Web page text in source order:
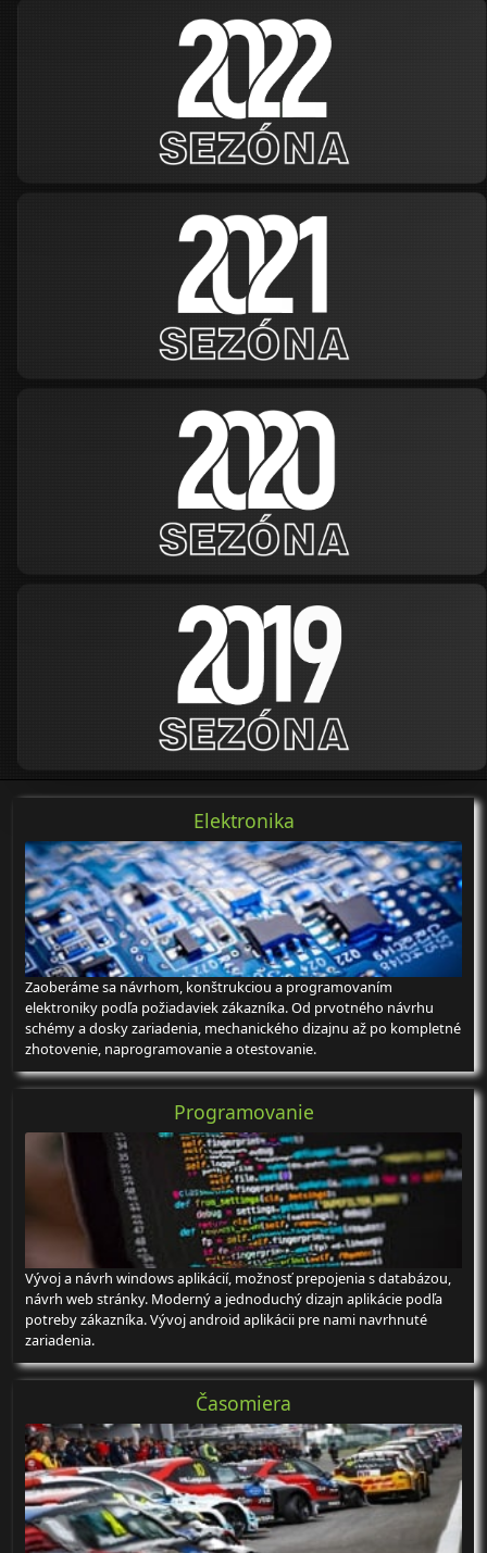
Elektronika
Zaoberáme sa návrhom, konštrukciou a programovaním
elektroniky podľa požiadaviek zákazníka. Od prvotného návrhu
schémy a dosky zariadenia, mechanického dizajnu až po kompletné
zhotovenie, naprogramovanie a otestovanie.
Programovanie
Vývoj a návrh windows aplikácií, možnosť prepojenia s databázou,
návrh web stránky. Moderný a jednoduchý dizajn aplikácie podľa
potreby zákazníka. Vývoj android aplikácii pre nami navrhnuté
zariadenia.
Časomiera